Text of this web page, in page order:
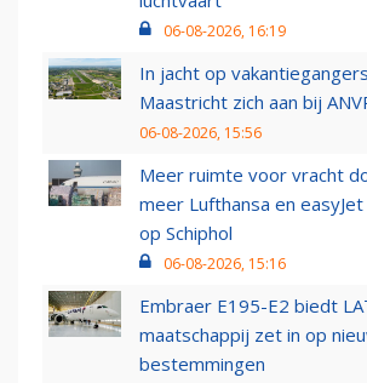
06-08-2026, 16:19
In jacht op
Maastricht zich aan bij
06-08-2026, 15:56
Meer ruimte voor vracht
meer Lufthansa en
op Schiphol
06-08-2026, 15:16
Embraer E195-E2 biedt
maatschappij zet in op
bestemmingen